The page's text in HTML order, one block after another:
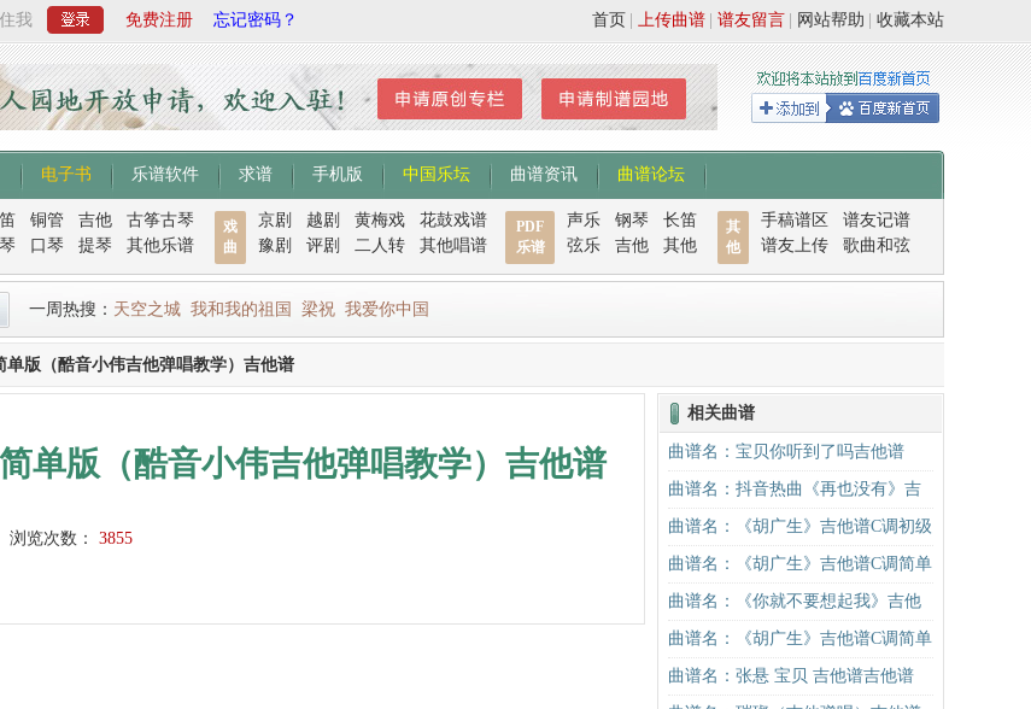
我 免费注册 忘记密码？ 收藏本站
网站帮助
谱友留言
上传曲谱
首页
电子书 乐谱软件 求谱 手机版 中国乐坛 曲谱资讯 曲谱论坛
铜管 吉他
古筝古琴
口琴 提琴 其他乐谱
戏
曲
京剧 越剧 黄梅戏
花鼓戏谱
豫剧
评剧 二人转 其他唱谱
PDF
乐谱
声乐 钢琴
长笛
弦乐
吉他 其他
其
他
手稿谱区
谱友记谱
谱友上传
歌曲和弦
一周热搜： 天空之城 我和我的祖国 梁祝 我爱你中国
版（酷音小伟吉他弹唱教学）吉他谱
单版（酷音小伟吉他弹唱教学）吉他谱
浏览次数： 3855
相关曲谱
曲谱名：宝贝你听到了吗吉他谱
曲谱名：抖音热曲《再也没有》吉
他谱C调入门版 高音教编配吉他谱
曲谱名：《胡广生》吉他谱C调初级
进阶版（酷音小伟吉他弹唱教学）
吉他谱
曲谱名：《胡广生》吉他谱C调简单
版（酷音小伟吉他弹唱教学）吉他
谱
曲谱名：《你就不要想起我》吉他
谱C调简单版吉他谱
曲谱名：《胡广生》吉他谱C调简单
版（酷音小伟吉他弹唱教学）吉他
曲谱名：张悬 宝贝 吉他谱吉他谱